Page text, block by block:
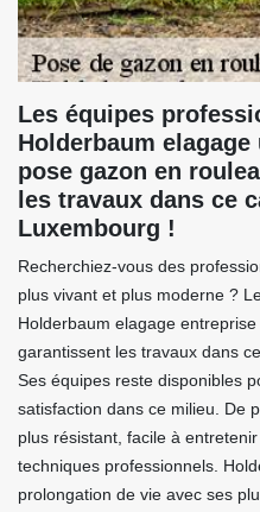
Les équipes
Holderbaum
pose gazon en
les travaux dans ce
Luxembourg !
Recherchiez-vous des
plus vivant et plus moderne ?
Holderbaum elagage
garantissent les travaux dans
Ses équipes reste disponibles
satisfaction dans ce milieu. De
plus résistant, facile à
techniques professionnels.
prolongation de vie avec ses